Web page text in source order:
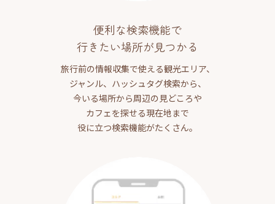
便利な検索機能で
行きたい場所が見つかる
旅行前の情報収集で使える観光エリア、
ジャンル、ハッシュタグ検索から、
今いる場所から周辺の見どころや
カフェを探せる現在地まで
役に立つ検索機能がたくさん。